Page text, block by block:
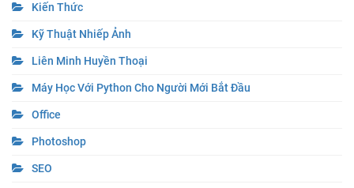
Kiến Thức
Kỹ Thuật Nhiếp Ảnh
Liên Minh Huyền Thoại
Máy Học Với Python Cho Người Mới Bắt Đầu
Office
Photoshop
SEO